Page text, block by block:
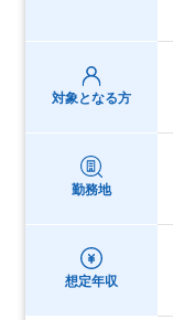
対象となる方
勤務地
想定年収